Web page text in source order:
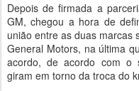
Depois de firmada a
GM, chegou a hora de
união entre as duas marcas
General Motors, na última
acordo, de acordo com o
giram em torno da troca do